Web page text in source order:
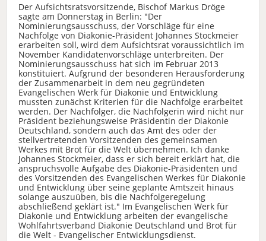
Der Aufsichtsratsvorsitzende, Bischof Markus Dröge
sagte am Donnerstag in Berlin: "Der
Nominierungsausschuss, der Vorschläge für eine
Nachfolge von Diakonie-Präsident Johannes Stockmeier
erarbeiten soll, wird dem Aufsichtsrat voraussichtlich im
November Kandidatenvorschläge unterbreiten. Der
Nominierungsausschuss hat sich im Februar 2013
konstituiert. Aufgrund der besonderen Herausforderung
der Zusammenarbeit in dem neu gegründeten
Evangelischen Werk für Diakonie und Entwicklung
mussten zunächst Kriterien für die Nachfolge erarbeitet
werden. Der Nachfolger, die Nachfolgerin wird nicht nur
Präsident beziehungsweise Präsidentin der Diakonie
Deutschland, sondern auch das Amt des oder der
stellvertretenden Vorsitzenden des gemeinsamen
Werkes mit Brot für die Welt übernehmen. Ich danke
Johannes Stockmeier, dass er sich bereit erklärt hat, die
anspruchsvolle Aufgabe des Diakonie-Präsidenten und
des Vorsitzenden des Evangelischen Werkes für Diakonie
und Entwicklung über seine geplante Amtszeit hinaus
solange auszuüben, bis die Nachfolgeregelung
abschließend geklärt ist." Im Evangelischen Werk für
Diakonie und Entwicklung arbeiten der evangelische
Wohlfahrtsverband Diakonie Deutschland und Brot für
die Welt - Evangelischer Entwicklungsdienst.